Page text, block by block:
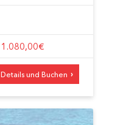
1.080,00€
Details und Buchen ›